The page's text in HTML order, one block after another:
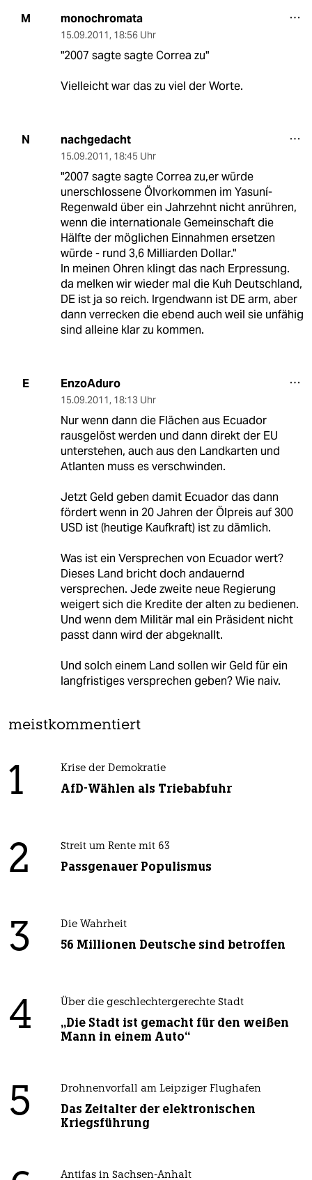
M monochromata
15.09.2011, 18:56 Uhr
"2007 sagte sagte Correa zu"
Vielleicht war das zu viel der Worte.
N nachgedacht
15.09.2011, 18:45 Uhr
"2007 sagte sagte Correa zu,er würde
unerschlossene Ölvorkommen im Yasuní-
Regenwald über ein Jahrzehnt nicht anrühren,
wenn die internationale Gemeinschaft die
Hälfte der möglichen Einnahmen ersetzen
würde - rund 3,6 Milliarden Dollar."
In meinen Ohren klingt das nach Erpressung.
da melken wir wieder mal die Kuh Deutschland,
DE ist ja so reich. Irgendwann ist DE arm, aber
dann verrecken die ebend auch weil sie unfähig
sind alleine klar zu kommen.
E EnzoAduro
15.09.2011, 18:13 Uhr
Nur wenn dann die Flächen aus Ecuador
rausgelöst werden und dann direkt der EU
unterstehen, auch aus den Landkarten und
Atlanten muss es verschwinden.
Jetzt Geld geben damit Ecuador das dann
fördert wenn in 20 Jahren der Ölpreis auf 300
USD ist (heutige Kaufkraft) ist zu dämlich.
Was ist ein Versprechen von Ecuador wert?
Dieses Land bricht doch andauernd
versprechen. Jede zweite neue Regierung
weigert sich die Kredite der alten zu bedienen.
Und wenn dem Militär mal ein Präsident nicht
passt dann wird der abgeknallt.
Und solch einem Land sollen wir Geld für ein
langfristiges versprechen geben? Wie naiv.
meistkommentiert
1 Krise der Demokratie
AfD-Wählen als Triebabfuhr
2 Streit um Rente mit 63
Passgenauer Populismus
3 Die Wahrheit
56 Millionen Deutsche sind betroffen
4 Über die geschlechtergerechte Stadt
„Die Stadt ist gemacht für den weißen
Mann in einem Auto“
5 Drohnenvorfall am Leipziger Flughafen
Das Zeitalter der elektronischen
Kriegsführung
Antifas in Sachsen-Anhalt